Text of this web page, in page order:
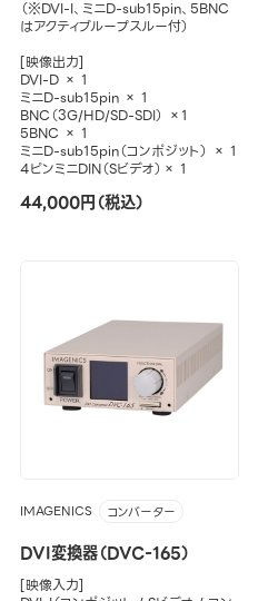
（※DVI-I、ミニD-sub15pin、5BNC
はアクティブループスルー付）
[映像出力]
DVI-D × 1
ミニD-sub15pin × 1
BNC（3G/HD/SD-SDI） ×1
5BNC × 1
ミニD-sub15pin（コンポジット） × 1
4ピンミニDIN（Sビデオ）× 1
44,000円（税込）
IMAGENICS コンバーター
DVI変換器（DVC-165）
[映像入力]